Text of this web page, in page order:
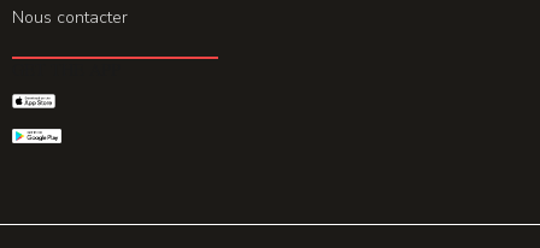
Nous contacter